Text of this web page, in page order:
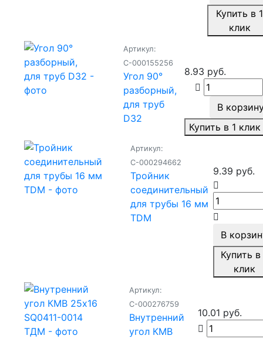
Купить в 1
клик
Артикул:
С-000155256
Угол 90°
разборный,
для труб
D32
8.93 руб.
В
Купить в 1 клик
Артикул:
С-000294662
Тройник
соединительный
для трубы 16 мм
TDM
9.39 руб.
В
Купить в
клик
Артикул:
С-000276759
Внутренний
угол КМВ
10.01 руб.